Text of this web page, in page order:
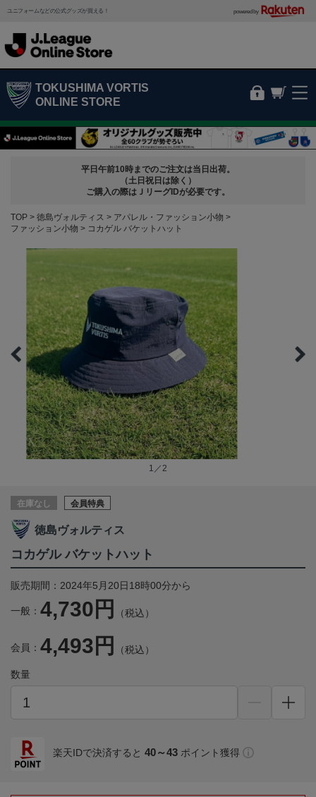
ユニフォームなどの公式グッズが買える！ powered by
TOKUSHIMA VORTIS
ONLINE STORE
平日午前10時までのご注文は当日出荷。
（土日祝日は除く）
ご購入の際はＪリーグIDが必要です。
TOP 徳島ヴォルティス
アパレル・ファッション小物
ファッション小物
コカゲル バケットハット
1／2
在庫なし 会員特典
徳島ヴォルティス
コカゲル バケットハット
販売期間：2024年5月20日18時00分から
一般： 4,730円 （税込）
会員： 4,493円 （税込）
数量
楽天IDで決済すると 40～43 ポイント獲得